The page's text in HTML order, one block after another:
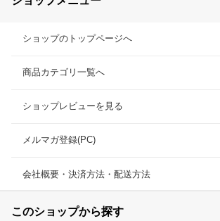
ショップのトップページへ
商品カテゴリ一覧へ
ショップレビューを見る
メルマガ登録(PC)
会社概要・決済方法・配送方法
このショップから探す